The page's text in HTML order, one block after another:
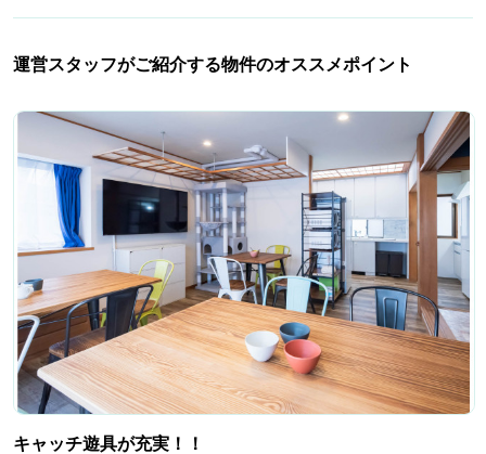
運営スタッフがご紹介する物件のオススメポイント
キャッチ遊具が充実！！